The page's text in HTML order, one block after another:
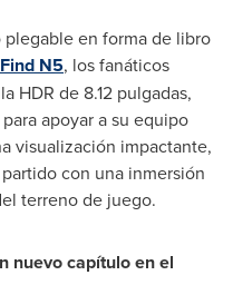
en forma de libro
N5, los fanáticos
HDR de 8.12 pulgadas,
apoyar a su equipo
visualización impactante,
con una inmersión
terreno de juego.
nuevo capítulo en el